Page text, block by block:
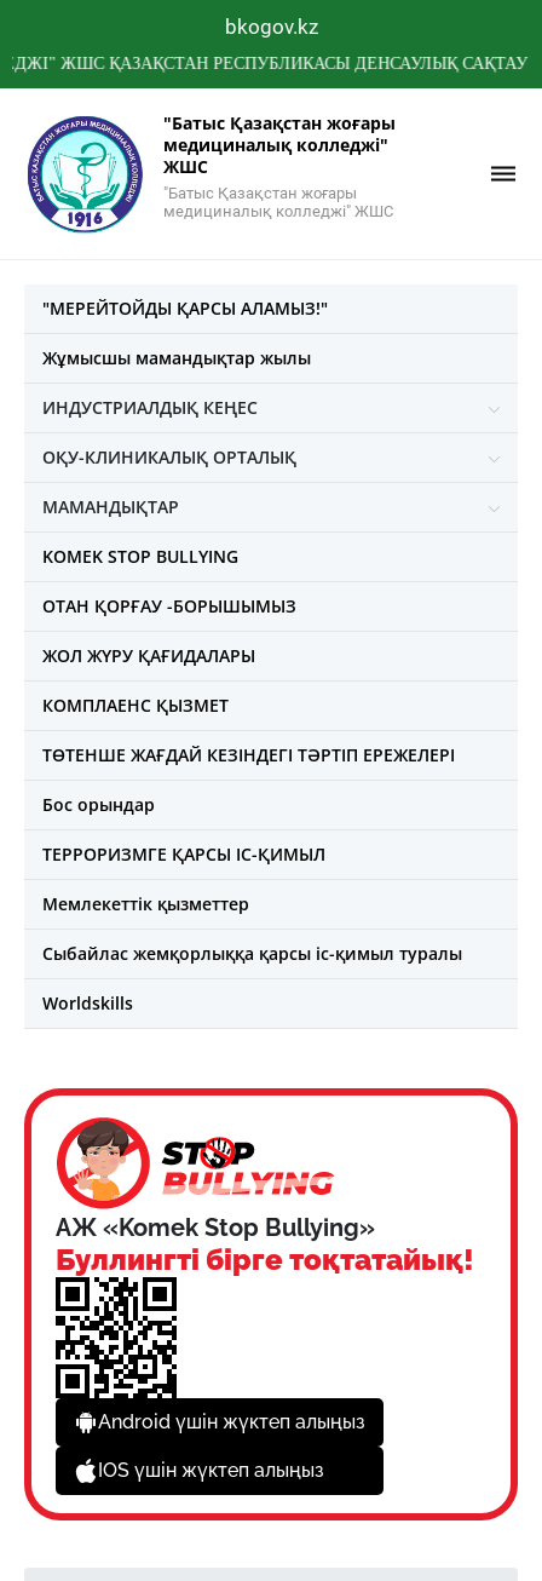
bkogov.kz
ҚАЗАҚСТАН РЕСПУБЛИКАСЫ ДЕНСАУЛЫҚ САҚТАУ
"Батыс Қазақстан жоғары
медициналық колледжі"
ЖШС
"Батыс Қазақстан жоғары
медициналық колледжі" ЖШС
"МЕРЕЙТОЙДЫ ҚАРСЫ АЛАМЫЗ!"
Жұмысшы мамандықтар жылы
ИНДУСТРИАЛДЫҚ КЕҢЕС
ОҚУ-КЛИНИКАЛЫҚ ОРТАЛЫҚ
МАМАНДЫҚТАР
KOMEK STOP BULLYING
ОТАН ҚОРҒАУ -БОРЫШЫМЫЗ
ЖОЛ ЖҮРУ ҚАҒИДАЛАРЫ
КОМПЛАЕНС ҚЫЗМЕТ
ТӨТЕНШЕ ЖАҒДАЙ КЕЗІНДЕГІ ТӘРТІП ЕРЕЖЕЛЕРІ
Бос орындар
ТЕРРОРИЗМГЕ ҚАРСЫ ІС-ҚИМЫЛ
Мемлекеттік қызметтер
Сыбайлас жемқорлыққа қарсы іс-қимыл туралы
Worldskills
АЖ «Komek Stop Bullying»
Буллингті бірге тоқтатайық!
Android үшін жүктеп алыңыз
IOS үшін жүктеп алыңыз